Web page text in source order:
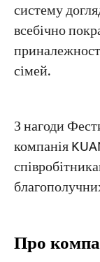
систему
всебічно
сімей.
З нагоди
компанія
Про